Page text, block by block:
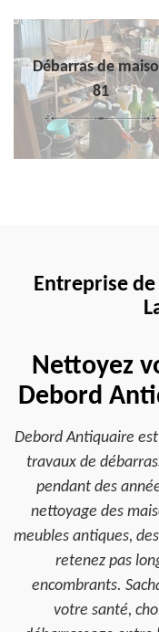
Débarras de
81
Entreprise
Nettoyez
Debord
Debord Antiquaire
travaux de
pendant des
nettoyage des
meubles antiques,
retenez pas
encombrants.
votre santé,